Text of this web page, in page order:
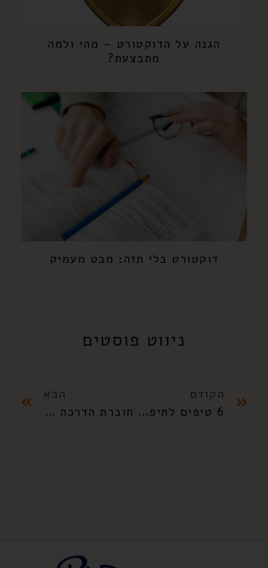
הגנה על הדוקטורט – מהי ולמה
מתבצעת?
דוקטורט בלי תזה: מבט מעמיק
ניווט פוסטים
הקודם
6 טיפים לחיפוש חומר אקדמי באינטרנט
הבא
חוברת הדרכה לכתיבת הצעת מחקר ועבודת דוקטורט 2022